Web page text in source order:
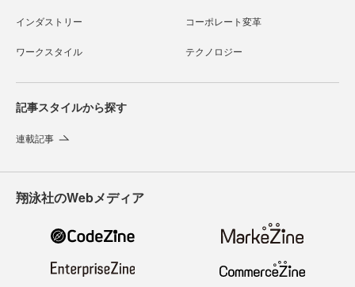
インダストリー コーポレート変革
ワークスタイル テクノロジー
記事スタイルから探す
連載記事
翔泳社のWebメディア